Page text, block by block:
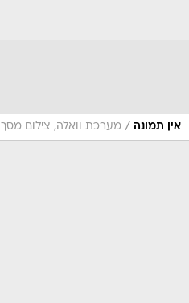
אין תמונה / מערכת וואלה, צילום מסך